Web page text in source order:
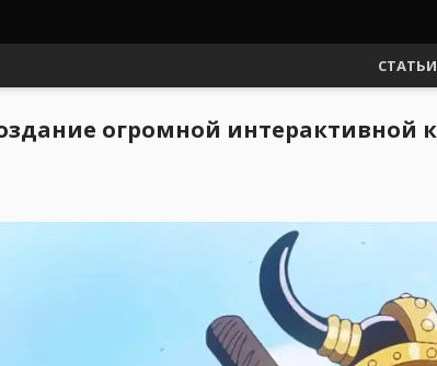
СТАТЬИ
огромной интерактивной